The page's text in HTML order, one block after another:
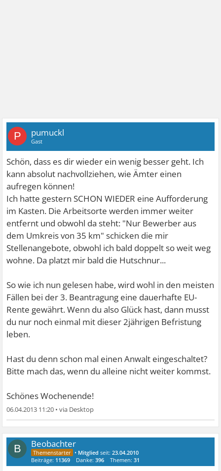
P pumuckl
Gast
Schön, dass es dir wieder ein wenig besser geht. Ich
kann absolut nachvollziehen, wie Ämter einen
aufregen können!
Ich hatte gestern SCHON WIEDER eine Aufforderung
im Kasten. Die Arbeitsorte werden immer weiter
entfernt und obwohl da steht: "Nur Bewerber aus
dem Umkreis von 35 km" schicken die mir
Stellenangebote, obwohl ich bald doppelt so weit weg
wohne. Da platzt mir bald die Hutschnur...
So wie ich nun gelesen habe, wird wohl in den meisten
Fällen bei der 3. Beantragung eine dauerhafte EU-
Rente gewährt. Wenn du also Glück hast, dann musst
du nur noch einmal mit dieser 2jährigen Befristung
leben.
Hast du denn schon mal einen Anwalt eingeschaltet?
Bitte mach das, wenn du alleine nicht weiter kommst.
Schönes Wochenende!
06.04.2013 11:20 •
B Beobachter
• Mitglied seit:23.04.2010
Beiträge: 11369 Danke:396 Themen:31